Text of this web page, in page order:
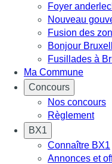
Foyer
Nouveau
Fusion des
Bonjour
Fusillades à
Ma Commune
Concours
Nos concours
Règlement
BX1
Connaître BX1
Annonces et